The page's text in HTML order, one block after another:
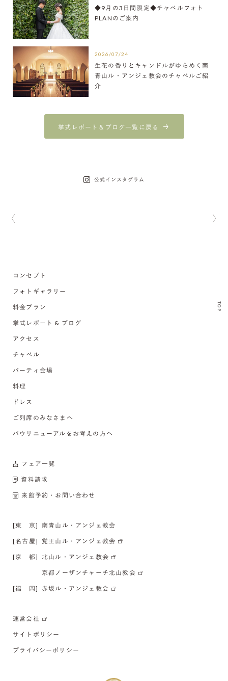
◆9月の3日間限定◆チャペルフォト
PLANのご案内
2026/07/24
生花の香りとキャンドルがゆらめく南
青山ル・アンジェ教会のチャペルご紹
介
挙式レポート＆ブログ一覧に戻る
公式インスタグラム
TOP
コンセプト
フォトギャラリー
料金プラン
挙式レポート & ブログ
アクセス
チャペル
パーティ会場
料理
ドレス
ご列席のみなさまへ
バウリニューアルをお考えの方へ
フェア一覧
資料請求
来館予約・お問い合わせ
[東 京] 南青山ル・アンジェ教会
[名古屋] 覚王山ル・アンジェ教会
[京 都] 北山ル・アンジェ教会
京都ノーザンチャーチ北山教会
[福 岡] 赤坂ル・アンジェ教会
運営会社
サイトポリシー
プライバシーポリシー